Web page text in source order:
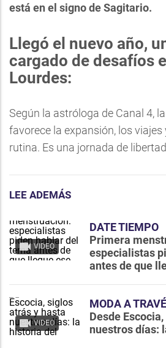
está en el signo de Sagitario.
Llegó el nuevo año,
cargado de desafíos
Lourdes:
Según la astróloga de Canal 4,
favorece la expansión, los viajes
rutina. Es una jornada de
LEE ADEMÁS
VIDEO
DATE TIEMPO
Primera
especialistas
antes de que
VIDEO
MODA A
Desde
nuestros días: